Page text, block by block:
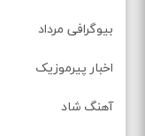
بیوگرافی مرداد
اخبار پیرموزیک
آهنگ شاد